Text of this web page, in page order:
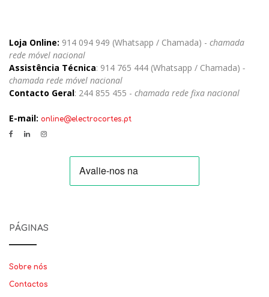
Loja Online: 914 094 949 (Whatsapp / Chamada) - chamada
rede móvel nacional
Assistência Técnica: 914 765 444 (Whatsapp / Chamada) -
chamada rede móvel nacional
Contacto Geral: 244 855 455 - chamada rede fixa nacional
E-mail: online@electrocortes.pt
PÁGINAS
Sobre nós
Contactos